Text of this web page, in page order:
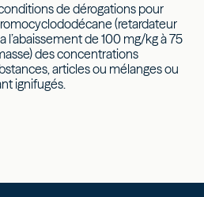
de dérogations pour
(retardateur
l’abaissement de 100 mg/kg à 75
des concentrations
articles ou mélanges ou
ignifugés.